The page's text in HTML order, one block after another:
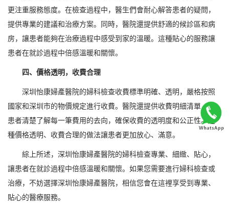
更注重服務態度。在檢查過程中，醫生們會耐心解答患者的疑問，
提供專業的建議和治療方案。同時，醫院還提供舒適的候診區和病
房，讓患者能夠在治療過程中感受到家的溫暖。這種貼心的服務讓
患者在就診過程中倍感溫暖和關懷。
四、價格透明，收費合理
深圳怡康婦產醫院的婦科檢查收費標準明確、透明，嚴格按照
國家和深圳市的物價規定進行收費。醫院還提供收費明細清單，讓
患者清楚了解每一筆費用的去向，確保收費的透明度和公正性。這
種價格透明、收費合理的做法讓患者更加放心、滿意。
綜上所述，深圳怡康婦產醫院的婦科檢查專業、細緻、貼心，
讓患者在就診過程中倍感溫暖和關懷。如果您需要進行婦科檢查或
治療，不妨選擇深圳怡康婦產醫院，相信您會在這裡享受到專業、
貼心的醫療服務。